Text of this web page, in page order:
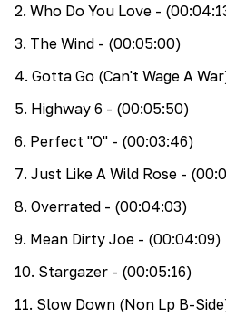
2. Who Do You Love -
3. The Wind - (00:05:00)
4. Gotta Go (Can't Wage A
5. Highway 6 - (00:05:50)
6. Perfect "O" - (00:03:46)
7. Just Like A Wild Rose -
8. Overrated - (00:04:03)
9. Mean Dirty Joe - (00:04:09)
10. Stargazer - (00:05:16)
11. Slow Down (Non Lp B-